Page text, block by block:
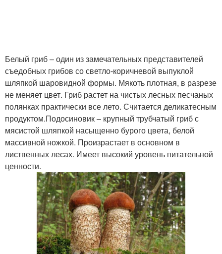
Белый гриб – один из замечательных представителей
съедобных грибов со светло-коричневой выпуклой
шляпкой шаровидной формы. Мякоть плотная, в разрезе
не меняет цвет. Гриб растет на чистых лесных песчаных
полянках практически все лето. Считается деликатесным
продуктом.Подосиновик – крупный трубчатый гриб с
мясистой шляпкой насыщенно бурого цвета, белой
массивной ножкой. Произрастает в основном в
лиственных лесах. Имеет высокий уровень питательной
ценности.